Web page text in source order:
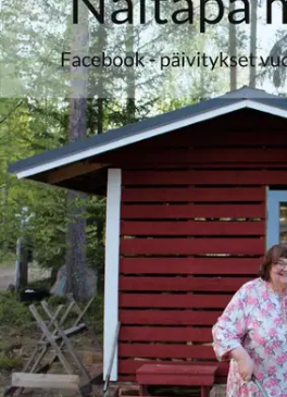
Ei saatavilla
Tuotekuvaus
Kirjoitukset ovat rohkaisevia,
Aulikki Saarelan Facebook (-minän)
muodossa ilman oikolukuja.
löytyy valonpilkahduksia. Esimerkiksi
rikastettuna, kuinka päästä pois ojan
autosta.. Kirja sisältää päivityksiä 13
vakaumuksen pohjalta. Kannattaa lukea!